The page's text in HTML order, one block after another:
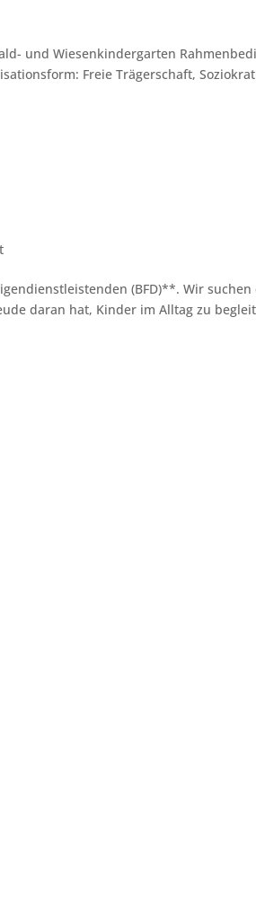
und Wiesenkindergarten
Freie Trägerschaft,
(BFD)**. Wir suchen
daran hat, Kinder im Alltag zu